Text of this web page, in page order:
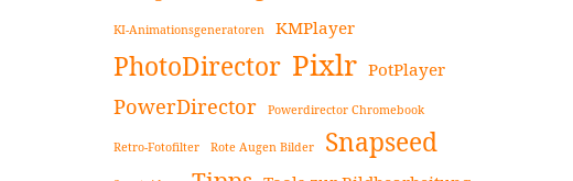
KI-Animationsgeneratoren KMPlayer
PhotoDirector Pixlr PotPlayer
PowerDirector Powerdirector Chromebook
Retro-Fotofilter Rote Augen Bilder Snapseed